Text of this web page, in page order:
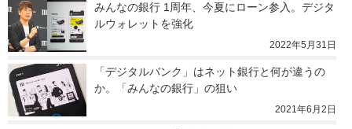
みんなの銀行 1周年、今夏にローン参入。デジタ
ルウォレットを強化
2022年5月31日
「デジタルバンク」はネット銀行と何が違うの
か。「みんなの銀行」の狙い
2021年6月2日